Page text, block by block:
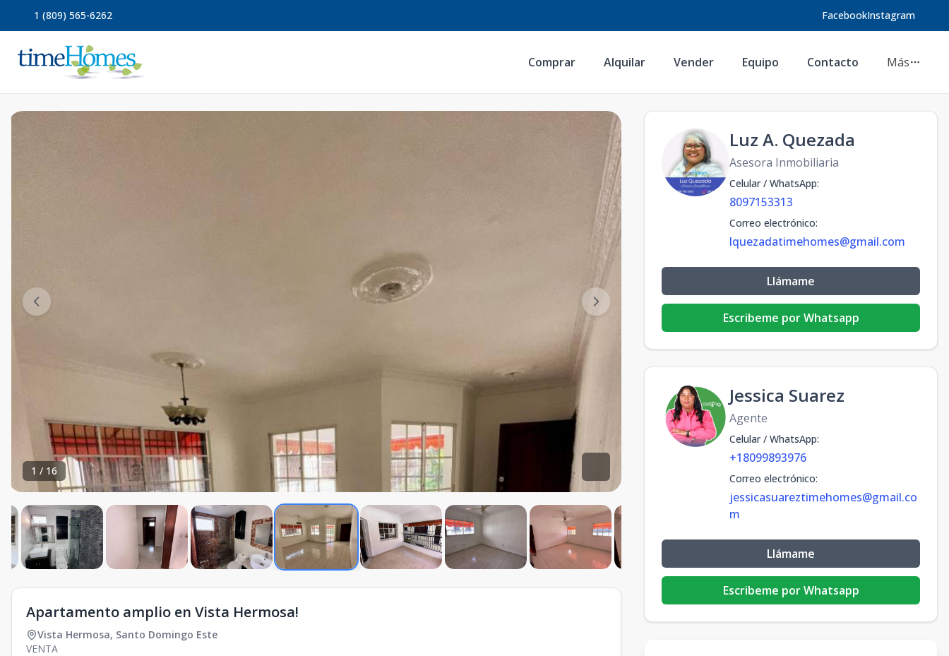
1 (809) 565-6262 FacebookInstagram
Comprar Alquilar Vender Equipo Contacto Más
1 / 16
Apartamento amplio en Vista Hermosa!
Vista Hermosa, Santo Domingo Este
VENTA
Luz A. Quezada
Asesora Inmobiliaria
Celular / WhatsApp:
8097153313
Correo electrónico:
lquezadatimehomes@gmail.com
Llámame
Escribeme por Whatsapp
Jessica Suarez
Agente
Celular / WhatsApp:
+18099893976
Correo electrónico:
jessicasuareztimehomes@gmail.co
m
Llámame
Escribeme por Whatsapp